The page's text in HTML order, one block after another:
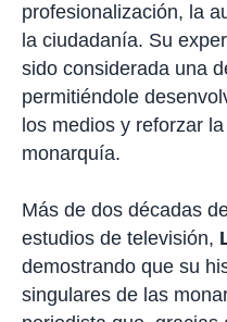
profesionalización, la
la ciudadanía. Su
sido considerada una
permitiéndole
los medios y reforzar
monarquía.
Más de dos décadas
estudios de televisión,
demostrando que su
singulares de las